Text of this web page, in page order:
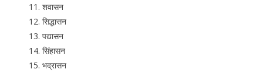
शवासन
सिद्धासन
पद्यासन
सिंहासन
भद्रासन